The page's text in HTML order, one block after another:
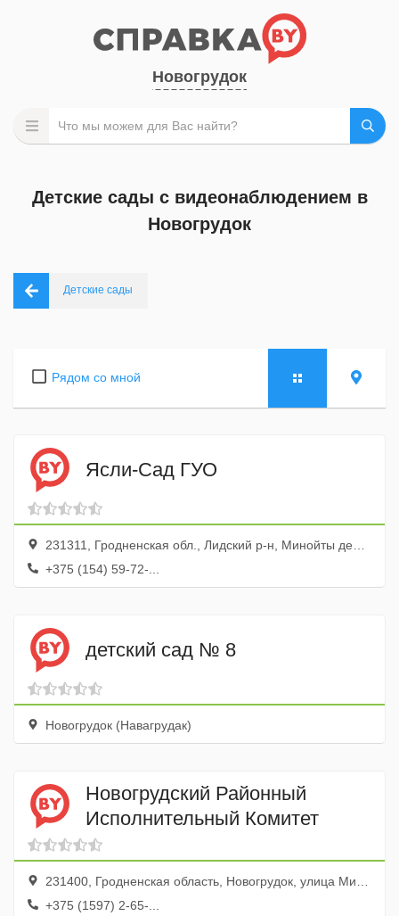
Новогрудок
Детские сады с видеонаблюдением в
Новогрудок
Детские сады
Рядом со мной
Ясли-Сад ГУО
231311, Гродненская обл., Лидский р-н, Минойты дер., ул. Красноармейская, 6
+375 (154) 59-72-...
детский сад № 8
Новогрудок (Навагрудак)
Новогрудский Районный
Исполнительный Комитет
231400, Гродненская область, Новогрудок, улица Мицкевича, 11
+375 (1597) 2-65-...